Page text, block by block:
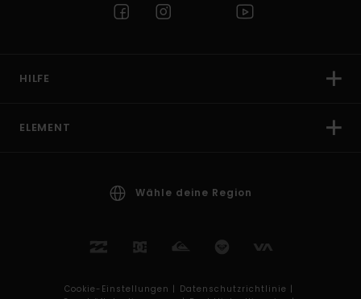
HILFE
ELEMENT
Wähle deine Region
Cookie-Einstellungen | Datenschutzrichtlinie |